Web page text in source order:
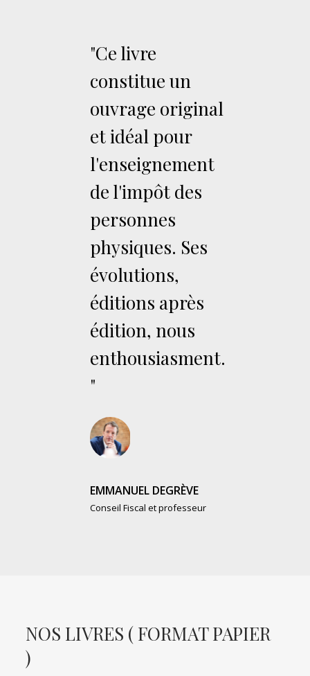
"Ce livre
constitue un
ouvrage original
et idéal pour
l'enseignement
de l'impôt des
personnes
physiques. Ses
évolutions,
éditions après
édition, nous
enthousiasment.
"
EMMANUEL DEGRÈVE
Conseil Fiscal et professeur
NOS LIVRES ( FORMAT PAPIER
)